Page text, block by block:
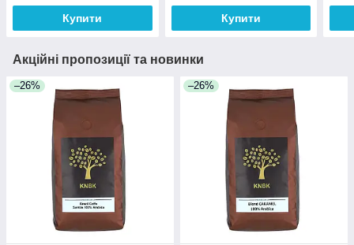
Купити Купити
Акційні пропозиції та новинки
–26% –26%